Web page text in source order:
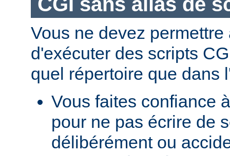
Vous ne devez
d'exécuter des scripts
quel répertoire que dans
Vous faites confiance
pour ne pas écrire de
délibérément ou